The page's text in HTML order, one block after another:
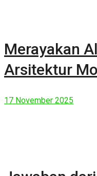
Merayakan
Arsitektur
17 November 2025